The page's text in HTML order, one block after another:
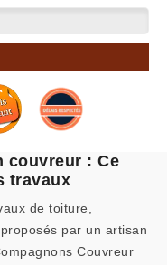
couvreur : Ce
travaux
de toiture,
par un artisan
Couvreur